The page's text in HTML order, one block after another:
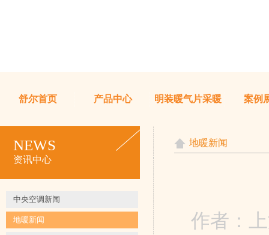
舒尔首页 产品中心 明装暖气片采暖 案例
NEWS
资讯中心
中央空调新闻
地暖新闻
地暖新闻
作者：